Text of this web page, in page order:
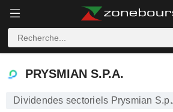
PRYSMIAN S.P.A.
PRYSMIAN S.P.A.
Dividendes sectoriels Prysmian